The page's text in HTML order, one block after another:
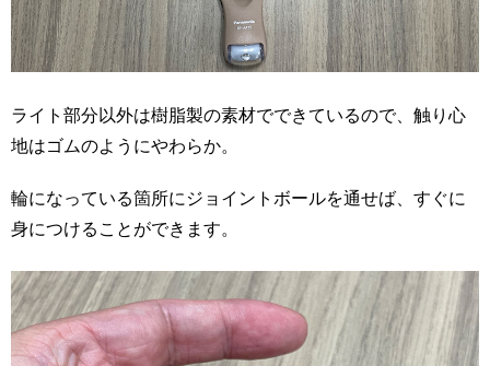
ライト部分以外は樹脂製の素材でできているので、触り心
地はゴムのようにやわらか。
輪になっている箇所にジョイントボールを通せば、すぐに
身につけることができます。